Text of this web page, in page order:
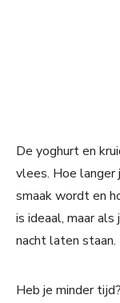
De yoghurt en
vlees. Hoe langer
smaak wordt en
is ideaal, maar
nacht laten staan.
Heb je minder